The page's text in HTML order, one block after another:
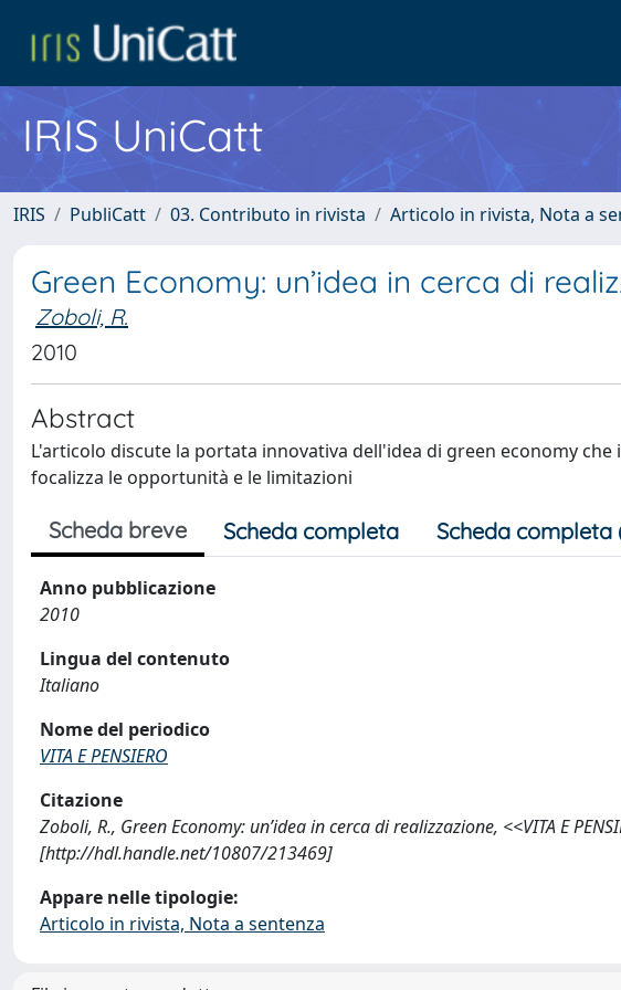
IRIS UniCatt
IRIS PubliCatt 03. Contributo in rivista Articolo in rivista, Nota a
Green Economy: un’idea in cerca di
Zoboli, R.
2010
Abstract
L'articolo discute la portata innovativa dell'idea di green economy
focalizza le opportunità e le limitazioni
Scheda breve Scheda completa Scheda completa
Anno pubblicazione
2010
Lingua del contenuto
Italiano
Nome del periodico
VITA E PENSIERO
Citazione
Zoboli, R., Green Economy: un’idea in cerca di realizzazione, <<VITA E
[http://hdl.handle.net/10807/213469]
Appare nelle tipologie:
Articolo in rivista, Nota a sentenza